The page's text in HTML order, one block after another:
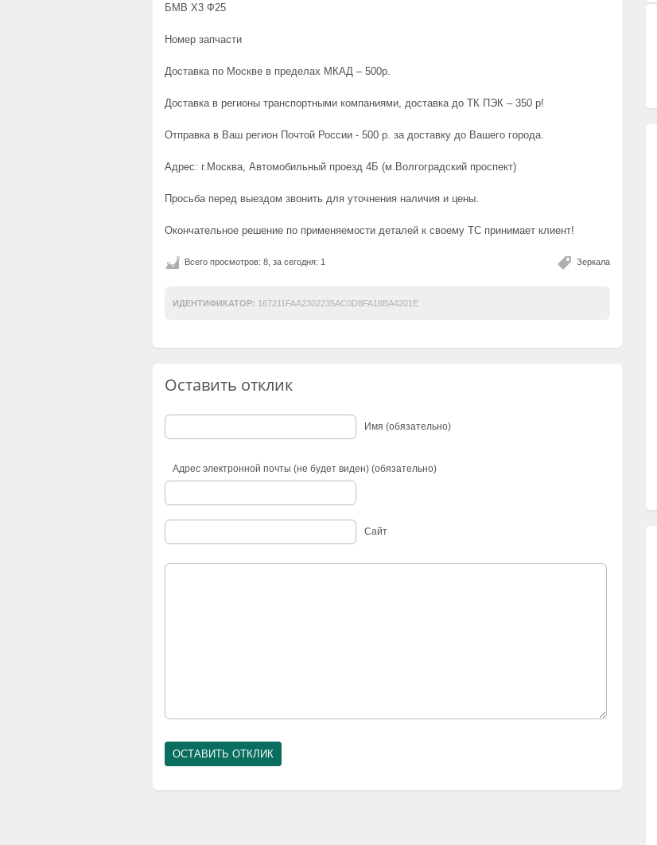
БМВ Х3 Ф25
Номер запчасти
Доставка по Москве в пределах МКАД – 500р.
Доставка в регионы транспортными компаниями, доставка до ТК ПЭК – 350 р!
Отправка в Ваш регион Почтой России - 500 р. за доставку до Вашего города.
Адрес: г.Москва, Автомобильный проезд 4Б (м.Волгоградский проспект)
Просьба перед выездом звонить для уточнения наличия и цены.
Окончательное решение по применяемости деталей к своему ТС принимает клиент!
Зеркала
Всего просмотров: 8, за сегодня: 1
ИДЕНТИФИКАТОР: 167211FAA2302235AC0D8FA18BA4201E
Оставить отклик
Имя (обязательно)
Адрес электронной почты (не будет виден) (обязательно)
Сайт